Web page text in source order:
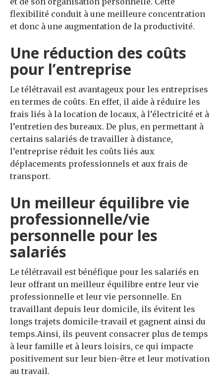
flexibilité conduit à une meilleure concentration
et donc à une augmentation de la productivité.
Une réduction des coûts
pour l’entreprise
Le télétravail est avantageux pour les entreprises
en termes de coûts. En effet, il aide à réduire les
frais liés à la location de locaux, à l’électricité et à
l’entretien des bureaux. De plus, en permettant à
certains salariés de travailler à distance,
l’entreprise réduit les coûts liés aux
déplacements professionnels et aux frais de
transport.
Un meilleur équilibre vie
professionnelle/vie
personnelle pour les
salariés
Le télétravail est bénéfique pour les salariés en
leur offrant un meilleur équilibre entre leur vie
professionnelle et leur vie personnelle. En
travaillant depuis leur domicile, ils évitent les
longs trajets domicile-travail et gagnent ainsi du
temps.Ainsi, ils peuvent consacrer plus de temps
à leur famille et à leurs loisirs, ce qui impacte
positivement sur leur bien-être et leur motivation
au travail.